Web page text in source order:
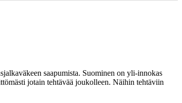
saapumista. Suominen on yli-innokas
jotain tehtävää joukolleen. Näihin tehtäviin